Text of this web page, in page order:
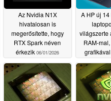
Az Nvidia N1X
hivatalosan is
megerősítette, hogy
RTX Spark néven
érkezik 06/01/2026
A HP új
világszerte
RAM-